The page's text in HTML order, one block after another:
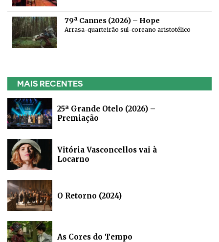
79ª Cannes (2026) – Hope
Arrasa-quarteirão sul-coreano aristotélico
MAIS RECENTES
25ª Grande Otelo (2026) –
Premiação
Vitória Vasconcellos vai à
Locarno
O Retorno (2024)
As Cores do Tempo